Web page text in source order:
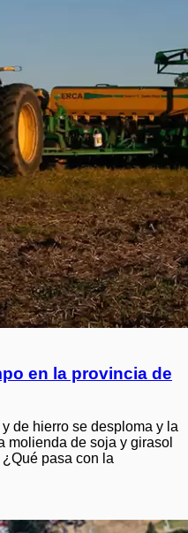
en la provincia de
de hierro se desploma y la
molienda de soja y girasol
pasa con la